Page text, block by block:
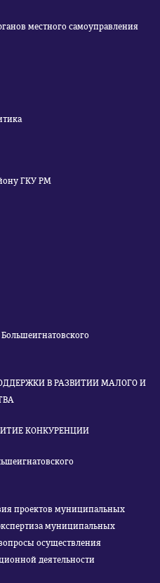
местного самоуправления
ГКУ РМ
В РАЗВИТИИ МАЛОГО И
КОНКУРЕНЦИИ
проектов муниципальных
муниципальных
осуществления
деятельности